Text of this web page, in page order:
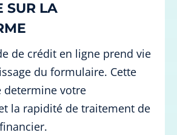
SUR LA
de crédit en ligne prend vie
du formulaire. Cette
determine votre
la rapidité de traitement de